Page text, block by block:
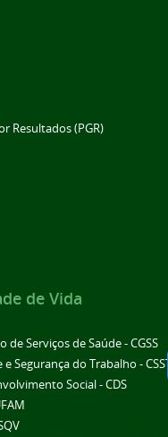
Resultados (PGR)
de Vida
de Serviços de Saúde - CGSS
Segurança do Trabalho - CSST
Social - CDS